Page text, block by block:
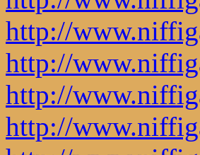
http://
http://
http://
http://